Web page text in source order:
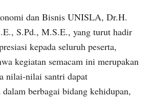
dan Bisnis UNISLA, Dr.H.
S.Pd., M.S.E., yang turut hadir
kepada seluruh peserta,
kegiatan semacam ini merupakan
nilai-nilai santri dapat
berbagai bidang kehidupan,